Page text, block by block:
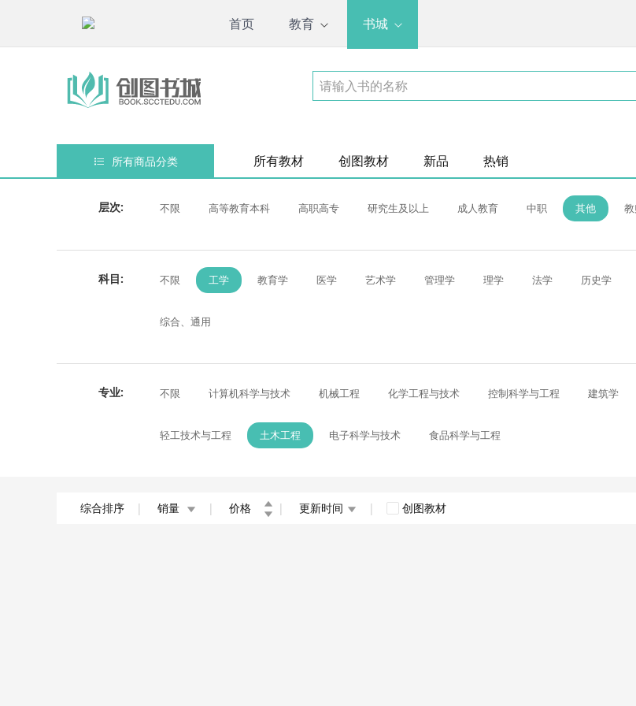
首页 教育 书城
所有商品分类 所有教材 创图教材 新品 热销
层次: 不限 高等教育本科 高职高专 研究生及以上 成人教育 中职 其他
科目: 不限 工学 教育学 医学 艺术学 管理学 理学 法学 历史学
综合、通用
专业: 不限 计算机科学与技术 机械工程 化学工程与技术 控制科学与工程 建筑学
轻工技术与工程 土木工程 电子科学与技术 食品科学与工程
综合排序 | 销量 | 价格 | 更新时间 | 创图教材